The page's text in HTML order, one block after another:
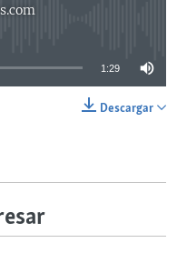
available
1:29
Descargar